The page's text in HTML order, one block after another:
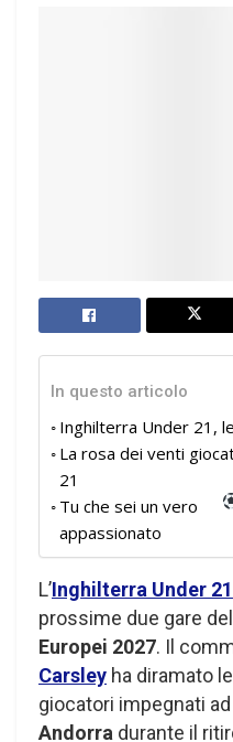
In questo articolo
Inghilterra Under 21,
La rosa dei venti
21
Tu che sei un vero
appassionato
L’Inghilterra Under 21
prossime due gare
Europei 2027. Il
Carsley ha diramato
giocatori impegnati
Andorra durante il